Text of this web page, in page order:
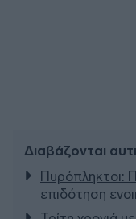
Διαβάζονται
Πυρόπληκτοι:
επιδότηση